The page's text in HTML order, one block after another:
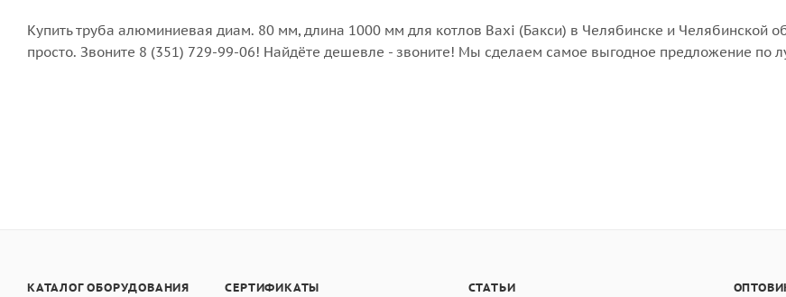
Купить труба алюминиевая диам. 80 мм, длина 1000 мм для котлов Baxi (Бакси) в Челябинске и Челябинской
просто. Звоните 8 (351) 729-99-06! Найдёте дешевле - звоните! Мы сделаем самое выгодное предложение по
КАТАЛОГ ОБОРУДОВАНИЯ СЕРТИФИКАТЫ СТАТЬИ